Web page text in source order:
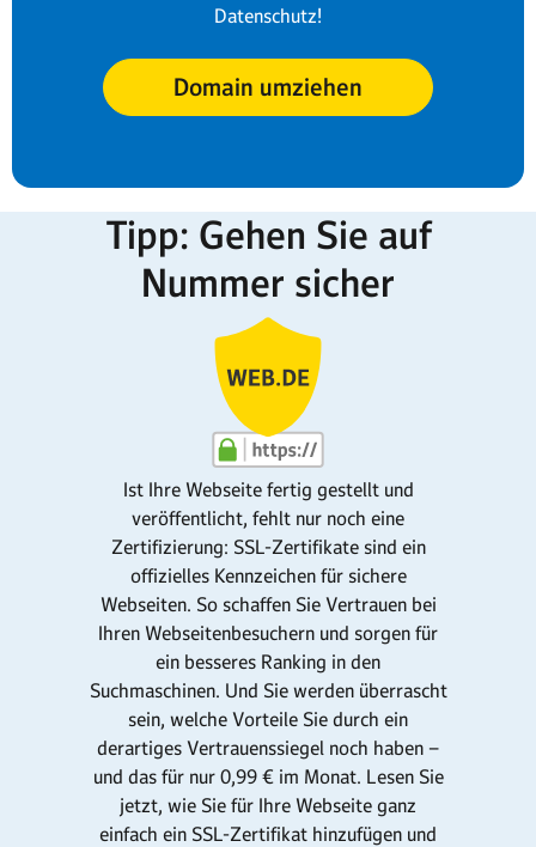
Datenschutz!
Domain umziehen
Tipp: Gehen Sie auf
Nummer sicher
Ist Ihre Webseite fertig gestellt und
veröffentlicht, fehlt nur noch eine
Zertifizierung: SSL-Zertifikate sind ein
offizielles Kennzeichen für sichere
Webseiten. So schaffen Sie Vertrauen bei
Ihren Webseitenbesuchern und sorgen für
ein besseres Ranking in den
Suchmaschinen. Und Sie werden überrascht
sein, welche Vorteile Sie durch ein
derartiges Vertrauenssiegel noch haben –
und das für nur 0,99 € im Monat. Lesen Sie
jetzt, wie Sie für Ihre Webseite ganz
einfach ein SSL-Zertifikat hinzufügen und